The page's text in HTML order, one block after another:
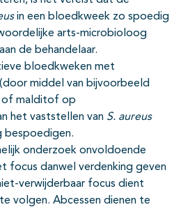
in een bloedkweek zo spoedig
arts-microbioloog
de behandelaar.
bloedkweken met
middel van bijvoorbeeld
of malditof op
het vaststellen van S. aureus
bespoedigen.
onderzoek onvoldoende
focus danwel verdenking geven
verwijderbaar focus dient
volgen. Abcessen dienen te